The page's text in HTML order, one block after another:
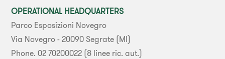
OPERATIONAL HEADQUARTERS
Parco Esposizioni Novegro
Via Novegro - 20090 Segrate (MI)
Phone. 02 70200022 (8 linee ric. aut.)